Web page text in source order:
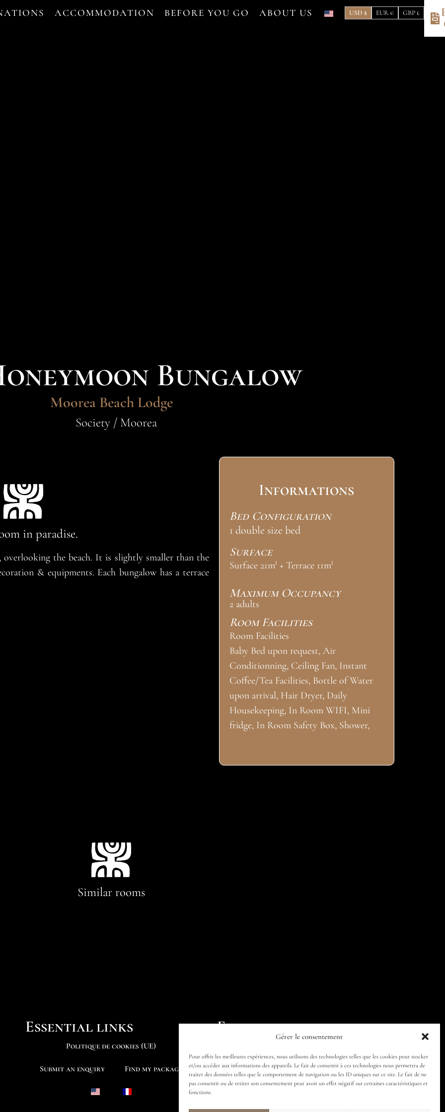
Gérer le consentement
Pour offrir les meilleures expériences, nous utilisons des technologies telles que les cookies pour stocker
et/ou accéder aux informations des appareils. Le fait de consentir à ces technologies nous permettra de
traiter des données telles que le comportement de navigation ou les ID uniques sur ce site. Le fait de ne
pas consentir ou de retirer son consentement peut avoir un effet négatif sur certaines caractéristiques et
fonctions.
ACCOMMODATION BEFORE YOU GO ABOUT US USD $ EUR € GBP £
Bungalow
Moorea Beach Lodge
Society / Moorea
in paradise.
the beach. It is slightly smaller than the
& equipments. Each bungalow has a terrace
Informations
Bed Configuration
1 double size bed
Surface
Surface 21m² + Terrace 11m²
Maximum Occupancy
2 adults
Room Facilities
Room Facilities
Baby Bed upon request, Air
Conditionning, Ceiling Fan, Instant
Coffee/Tea Facilities, Bottle of Water
upon arrival, Hair Dryer, Daily
Housekeeping, In Room WIFI, Mini
fridge, In Room Safety Box, Shower,
Similar rooms
Essential links
Politique de cookies (UE)
Submit an enquiry Find my package
Follow us